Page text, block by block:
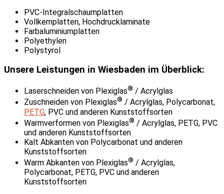
PVC-Integralschaumplatten
Vollkernplatten, Hochdrucklaminate
Farbaluminiumplatten
Polyethylen
Polystyrol
Unsere Leistungen in Wiesbaden im Überblick:
Laserschneiden von Plexiglas® / Acrylglas
Zuschneiden von Plexiglas® / Acrylglas, Polycarbonat,
PETG, PVC und anderen Kunststoffsorten
Warmverformen von Plexiglas® / Acrylglas, PETG, PVC
und anderen Kunststoffsorten
Kalt Abkanten von Polycarbonat und anderen
Kunststoffsorten
Warm Abkanten von Plexiglas® / Acrylglas,
Polycarbonat, PETG, PVC und anderen
Kunststoffsorten